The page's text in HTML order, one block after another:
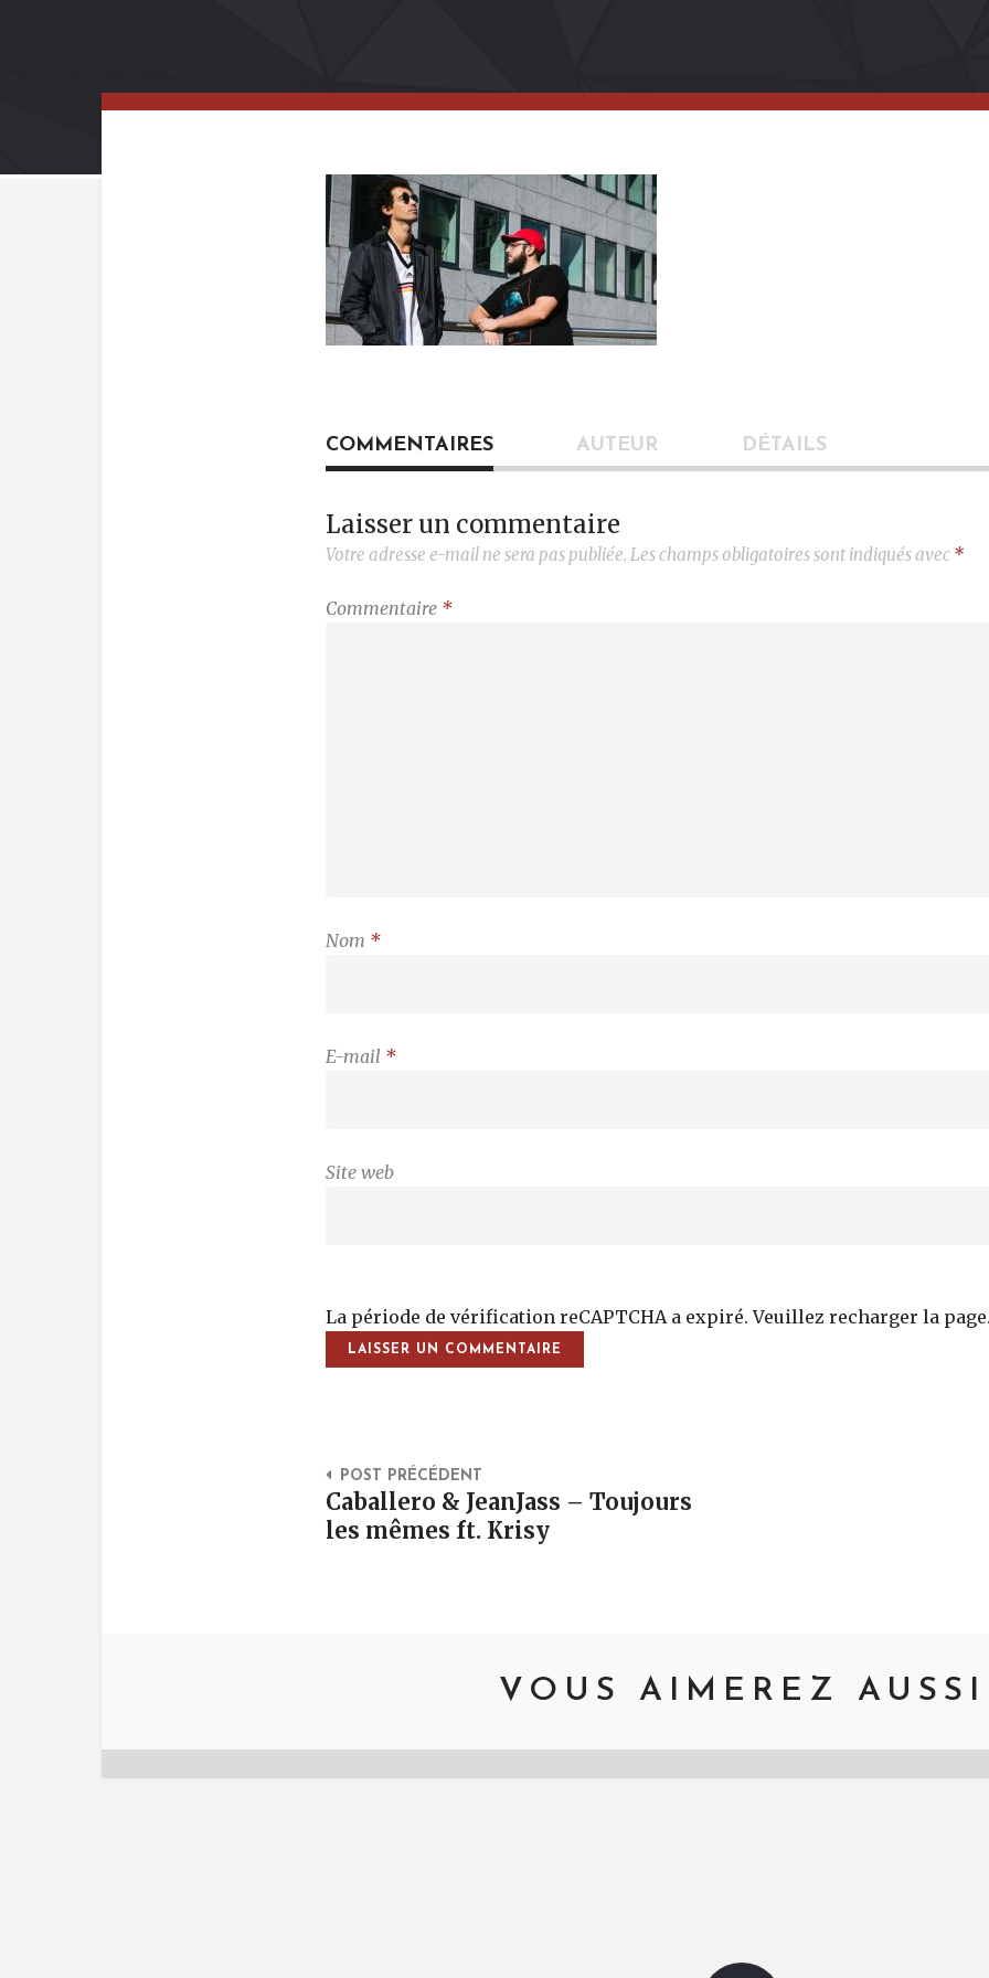
COMMENTAIRES AUTEUR DÉTAILS
Laisser un commentaire
Votre adresse e-mail ne sera pas publiée. Les champs obligatoires sont indiqués avec *
Commentaire *
Nom *
E-mail *
Site web
La période de vérification reCAPTCHA a expiré. Veuillez recharger la
Post Navigation
POST PRÉCÉDENT
Caballero & JeanJass – Toujours
les mêmes ft. Krisy
VOUS AIMEREZ AUSSI